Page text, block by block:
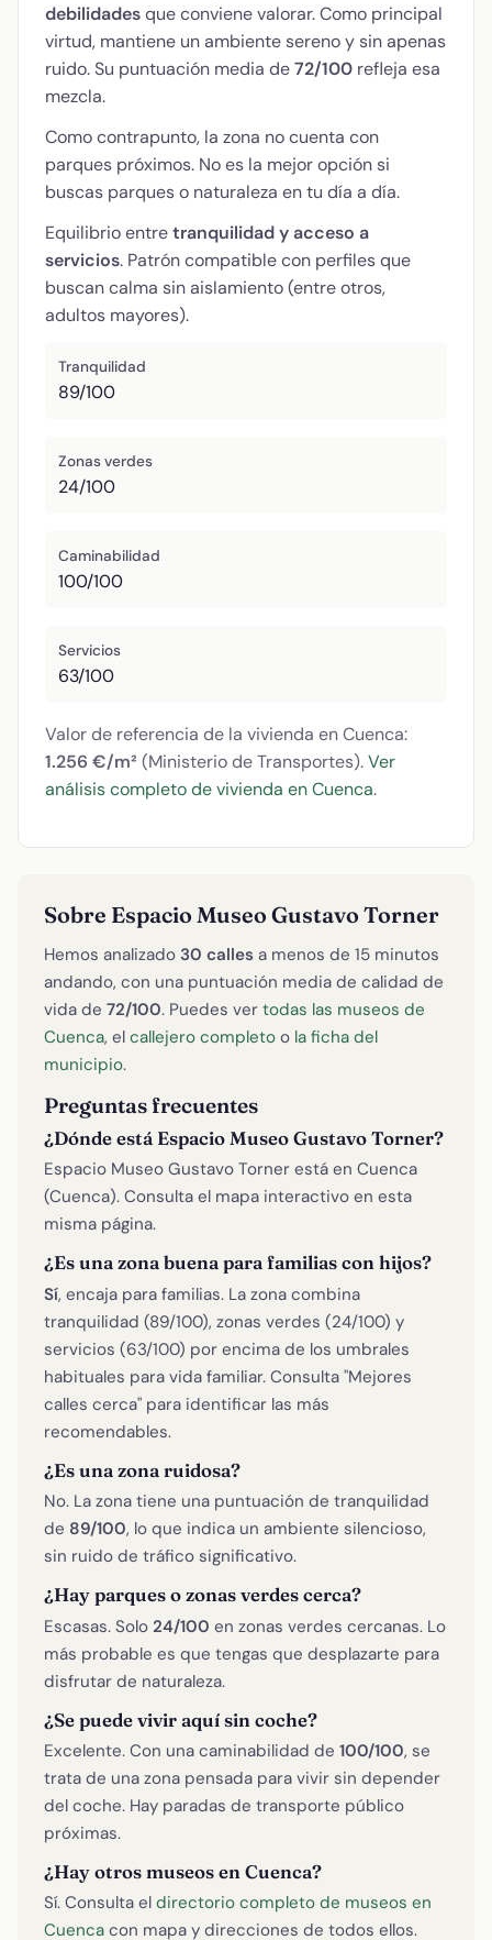
debilidadesque conviene valorar. Como principal
virtud, mantiene un ambiente sereno y sin apenas
ruido. Su puntuación media de72/100 refleja esa
mezcla.
Como contrapunto, la zona no cuenta con
parques próximos. No es la mejor opción si
buscas parques o naturaleza en tu día a día.
Equilibrio entretranquilidad y acceso a
servicios. Patrón compatible con perfiles que
buscan calma sin aislamiento (entre otros,
adultos mayores).
Tranquilidad
89/100
Zonas verdes
24/100
Caminabilidad
100/100
Servicios
63/100
Valor de referencia de la vivienda en Cuenca:
1.256 €/m² (Ministerio de Transportes).Ver
análisis completo de vivienda en Cuenca.
Sobre Espacio Museo Gustavo Torner
Hemos analizado 30 calles a menos de 15 minutos
andando, con una puntuación media de calidad de
vida de 72/100. Puedes ver todas las museos de
Cuenca, el callejero completo o la ficha del
municipio.
Preguntas frecuentes
¿Dónde está Espacio Museo Gustavo Torner?
Espacio Museo Gustavo Torner está en Cuenca
(Cuenca). Consulta el mapa interactivo en esta
misma página.
¿Es una zona buena para familias con hijos?
Sí, encaja para familias. La zona combina
tranquilidad (89/100), zonas verdes (24/100) y
servicios (63/100) por encima de los umbrales
habituales para vida familiar. Consulta "Mejores
calles cerca" para identificar las más
recomendables.
¿Es una zona ruidosa?
No. La zona tiene una puntuación de tranquilidad
de 89/100, lo que indica un ambiente silencioso,
sin ruido de tráfico significativo.
¿Hay parques o zonas verdes cerca?
Escasas. Solo 24/100 en zonas verdes cercanas. Lo
más probable es que tengas que desplazarte para
disfrutar de naturaleza.
¿Se puede vivir aquí sin coche?
Excelente. Con una caminabilidad de 100/100, se
trata de una zona pensada para vivir sin depender
del coche. Hay paradas de transporte público
próximas.
¿Hay otros museos en Cuenca?
Sí. Consulta el directorio completo de museos en
Cuenca con mapa y direcciones de todos ellos.